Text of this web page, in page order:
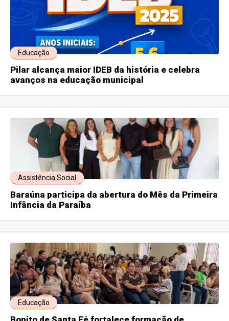
Educação
Pilar alcança maior IDEB da história e celebra
avanços na educação municipal
Assistência Social
Baraúna participa da abertura do Mês da Primeira
Infância da Paraíba
Educação